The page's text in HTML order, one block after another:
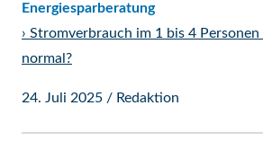
Energiesparberatung
› Stromverbrauch im 1 bis 4
normal?
24. Juli 2025 / Redaktion